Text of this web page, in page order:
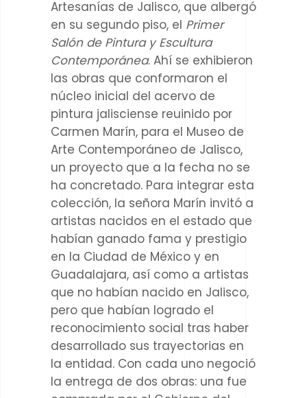
Artesanías de Jalisco, que albergó
en su segundo piso, el Primer
Salón de Pintura y Escultura
Contemporánea. Ahí se exhibieron
las obras que conformaron el
núcleo inicial del acervo de
pintura jalisciense reuinido por
Carmen Marín, para el Museo de
Arte Contemporáneo de Jalisco,
un proyecto que a la fecha no se
ha concretado. Para integrar esta
colección, la señora Marín invitó a
artistas nacidos en el estado que
habían ganado fama y prestigio
en la Ciudad de México y en
Guadalajara, así como a artistas
que no habían nacido en Jalisco,
pero que habían logrado el
reconocimiento social tras haber
desarrollado sus trayectorias en
la entidad. Con cada uno negoció
la entrega de dos obras: una fue